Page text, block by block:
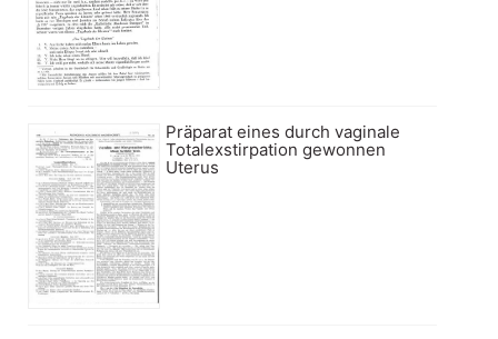
Präparat eines durch vaginale
Totalexstirpation gewonnen
Uterus